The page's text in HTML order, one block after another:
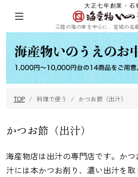
大正七年創業・石
三陸の海の幸を中心に、宮城の名
かめ
TOP 料理で使う かつお節（出汁）
かつお節（出汁）
海産物店は出汁の専門店です。か
汁には本かつお削り、濃い出汁を